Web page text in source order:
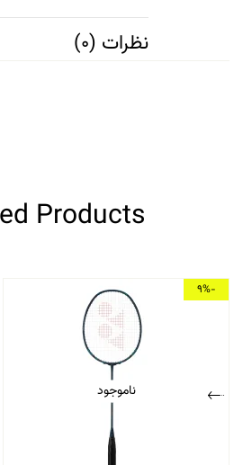
نظرات (0)
Products
-9%
ناموجود